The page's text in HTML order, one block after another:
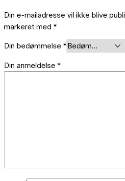
Din e-mailadresse vil ikke blive
markeret med *
Din bedømmelse *
Din anmeldelse *